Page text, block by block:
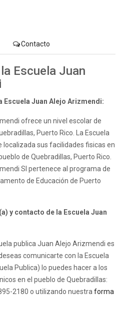
Contacto
Escuela Juan
Escuela Juan Alejo Arizmendi:
ofrece un nivel escolar de
Puerto Rico. La Escuela
sus facilidades fisicas en
de Quebradillas, Puerto Rico.
SI pertenece al programa de
de Educación de Puerto
y contacto de la Escuela Juan
publica Juan Alejo Arizmendi es
comunicarte con la Escuela
Publica) lo puedes hacer a los
en el pueblo de Quebradillas:
2180 o utilizando nuestra forma